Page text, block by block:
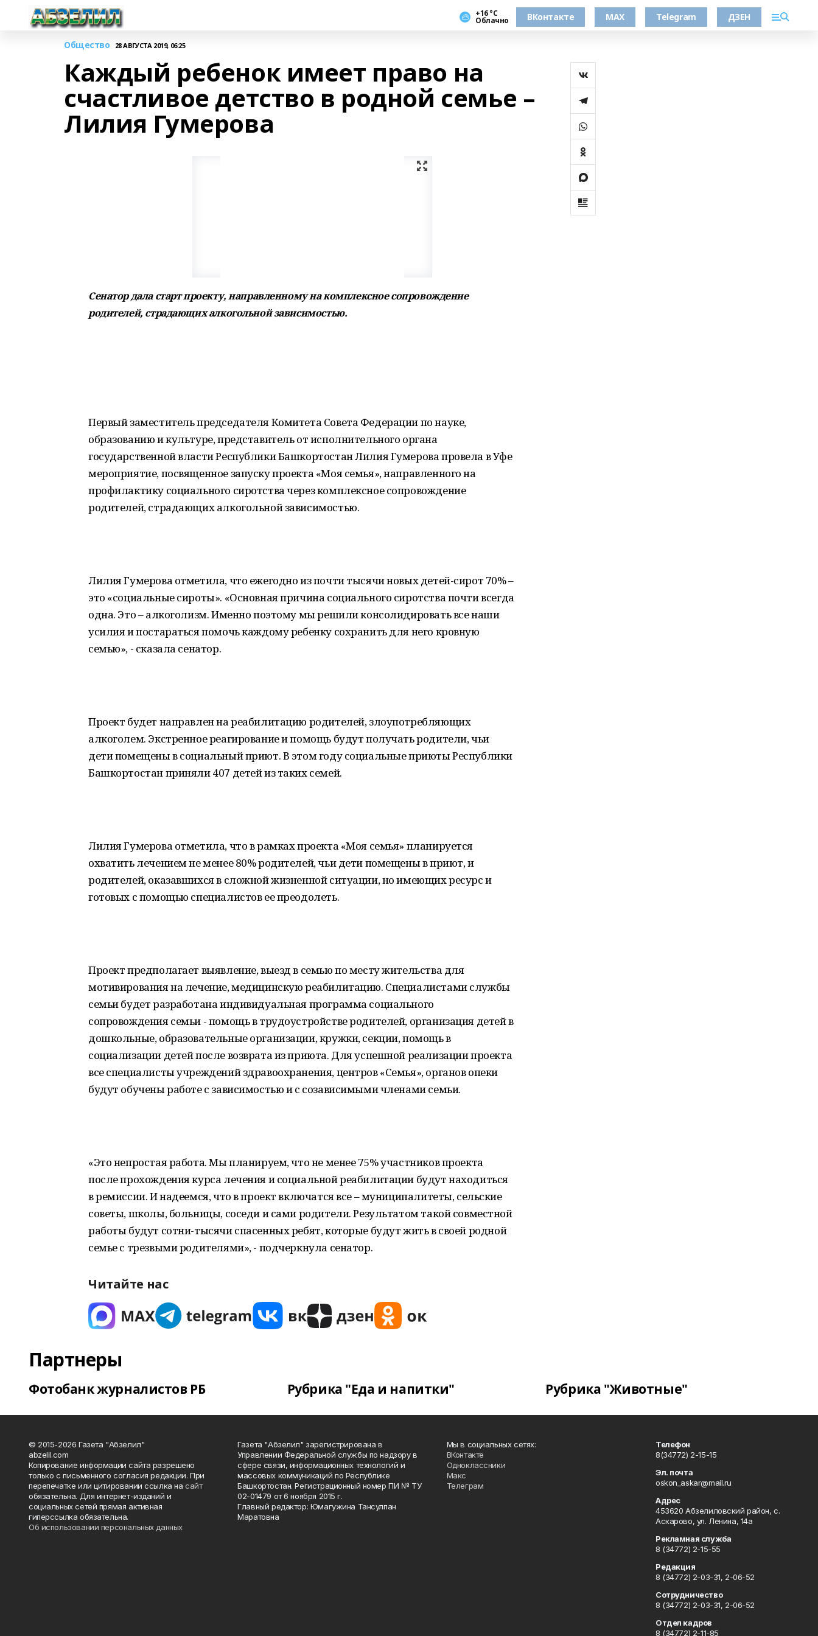
+16 °С
Облачно ВКонтакте MAX Telegram ДЗЕН
Общество 28 АВГУСТА 2019, 06:25
Каждый ребенок имеет право на
счастливое детство в родной семье –
Лилия Гумерова
Сенатор дала старт проекту, направленному на комплексное сопровождение
родителей, страдающих алкогольной зависимостью.
Первый заместитель председателя Комитета Совета Федерации по науке,
образованию и культуре, представитель от исполнительного органа
государственной власти Республики Башкортостан Лилия Гумерова провела в Уфе
мероприятие, посвященное запуску проекта «Моя семья», направленного на
профилактику социального сиротства через комплексное сопровождение
родителей, страдающих алкогольной зависимостью.
Лилия Гумерова отметила, что ежегодно из почти тысячи новых детей-сирот 70% –
это «социальные сироты». «Основная причина социального сиротства почти всегда
одна. Это – алкоголизм. Именно поэтому мы решили консолидировать все наши
усилия и постараться помочь каждому ребенку сохранить для него кровную
семью», - сказала сенатор.
Проект будет направлен на реабилитацию родителей, злоупотребляющих
алкоголем. Экстренное реагирование и помощь будут получать родители, чьи
дети помещены в социальный приют. В этом году социальные приюты Республики
Башкортостан приняли 407 детей из таких семей.
Лилия Гумерова отметила, что в рамках проекта «Моя семья» планируется
охватить лечением не менее 80% родителей, чьи дети помещены в приют, и
родителей, оказавшихся в сложной жизненной ситуации, но имеющих ресурс и
готовых с помощью специалистов ее преодолеть.
Проект предполагает выявление, выезд в семью по месту жительства для
мотивирования на лечение, медицинскую реабилитацию. Специалистами службы
семьи будет разработана индивидуальная программа социального
сопровождения семьи - помощь в трудоустройстве родителей, организация детей в
дошкольные, образовательные организации, кружки, секции, помощь в
социализации детей после возврата из приюта. Для успешной реализации проекта
все специалисты учреждений здравоохранения, центров «Семья», органов опеки
будут обучены работе с зависимостью и с созависимыми членами семьи.
«Это непростая работа. Мы планируем, что не менее 75% участников проекта
после прохождения курса лечения и социальной реабилитации будут находиться
в ремиссии. И надеемся, что в проект включатся все – муниципалитеты, сельские
советы, школы, больницы, соседи и сами родители. Результатом такой совместной
работы будут сотни-тысячи спасенных ребят, которые будут жить в своей родной
семье с трезвыми родителями», - подчеркнула сенатор.
Читайте нас
Партнеры
Фотобанк журналистов РБ Рубрика "Еда и напитки" Рубрика "Животные"
© 2015-2026 Газета "Абзелил"
abzelil.com
Копирование информации сайта разрешено
только с письменного согласия редакции. При
перепечатке или цитировании ссылка на сайт
обязательна. Для интернет-изданий и
социальных сетей прямая активная
гиперссылка обязательна.
Об использовании персональных данных
Газета "Абзелил" зарегистрирована в
Управлении Федеральной службы по надзору в
сфере связи, информационных технологий и
массовых коммуникаций по Республике
Башкортостан. Регистрационный номер ПИ № ТУ
02-01479 от 6 ноября 2015 г.
Главный редактор: Юмагужина Тансулпан
Маратовна
Мы в социальных сетях:
ВКонтакте
Одноклассники
Макс
Телеграм
Телефон
8(34772) 2-15-15
Эл. почта
oskon_askar@mail.ru
Адрес
453620 Абзелиловский район, с.
Аскарово, ул. Ленина, 14а
Рекламная служба
8 (34772) 2-15-55
Редакция
8 (34772) 2-03-31, 2-06-52
Сотрудничество
8 (34772) 2-03-31, 2-06-52
Отдел кадров
8 (34772) 2-11-85